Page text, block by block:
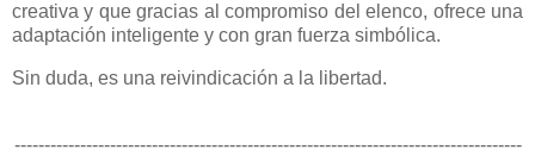
creativa y que gracias al compromiso del elenco, ofrece una
adaptación inteligente y con gran fuerza simbólica.
Sin duda, es una reivindicación a la libertad.
-------------------------------------------------------------------------------------